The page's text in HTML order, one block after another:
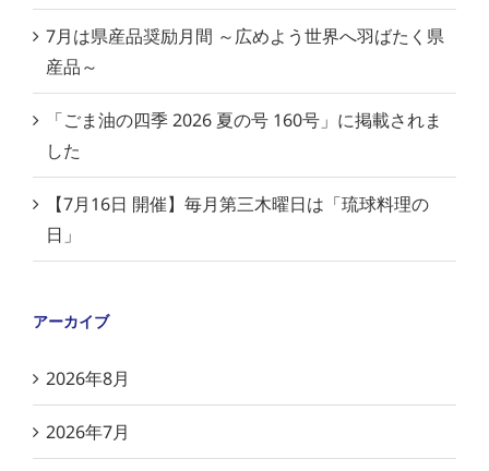
7月は県産品奨励月間 ～広めよう世界へ羽ばたく県
産品～
「ごま油の四季 2026 夏の号 160号」に掲載されま
した
【7月16日 開催】毎月第三木曜日は「琉球料理の
日」
アーカイブ
2026年8月
2026年7月